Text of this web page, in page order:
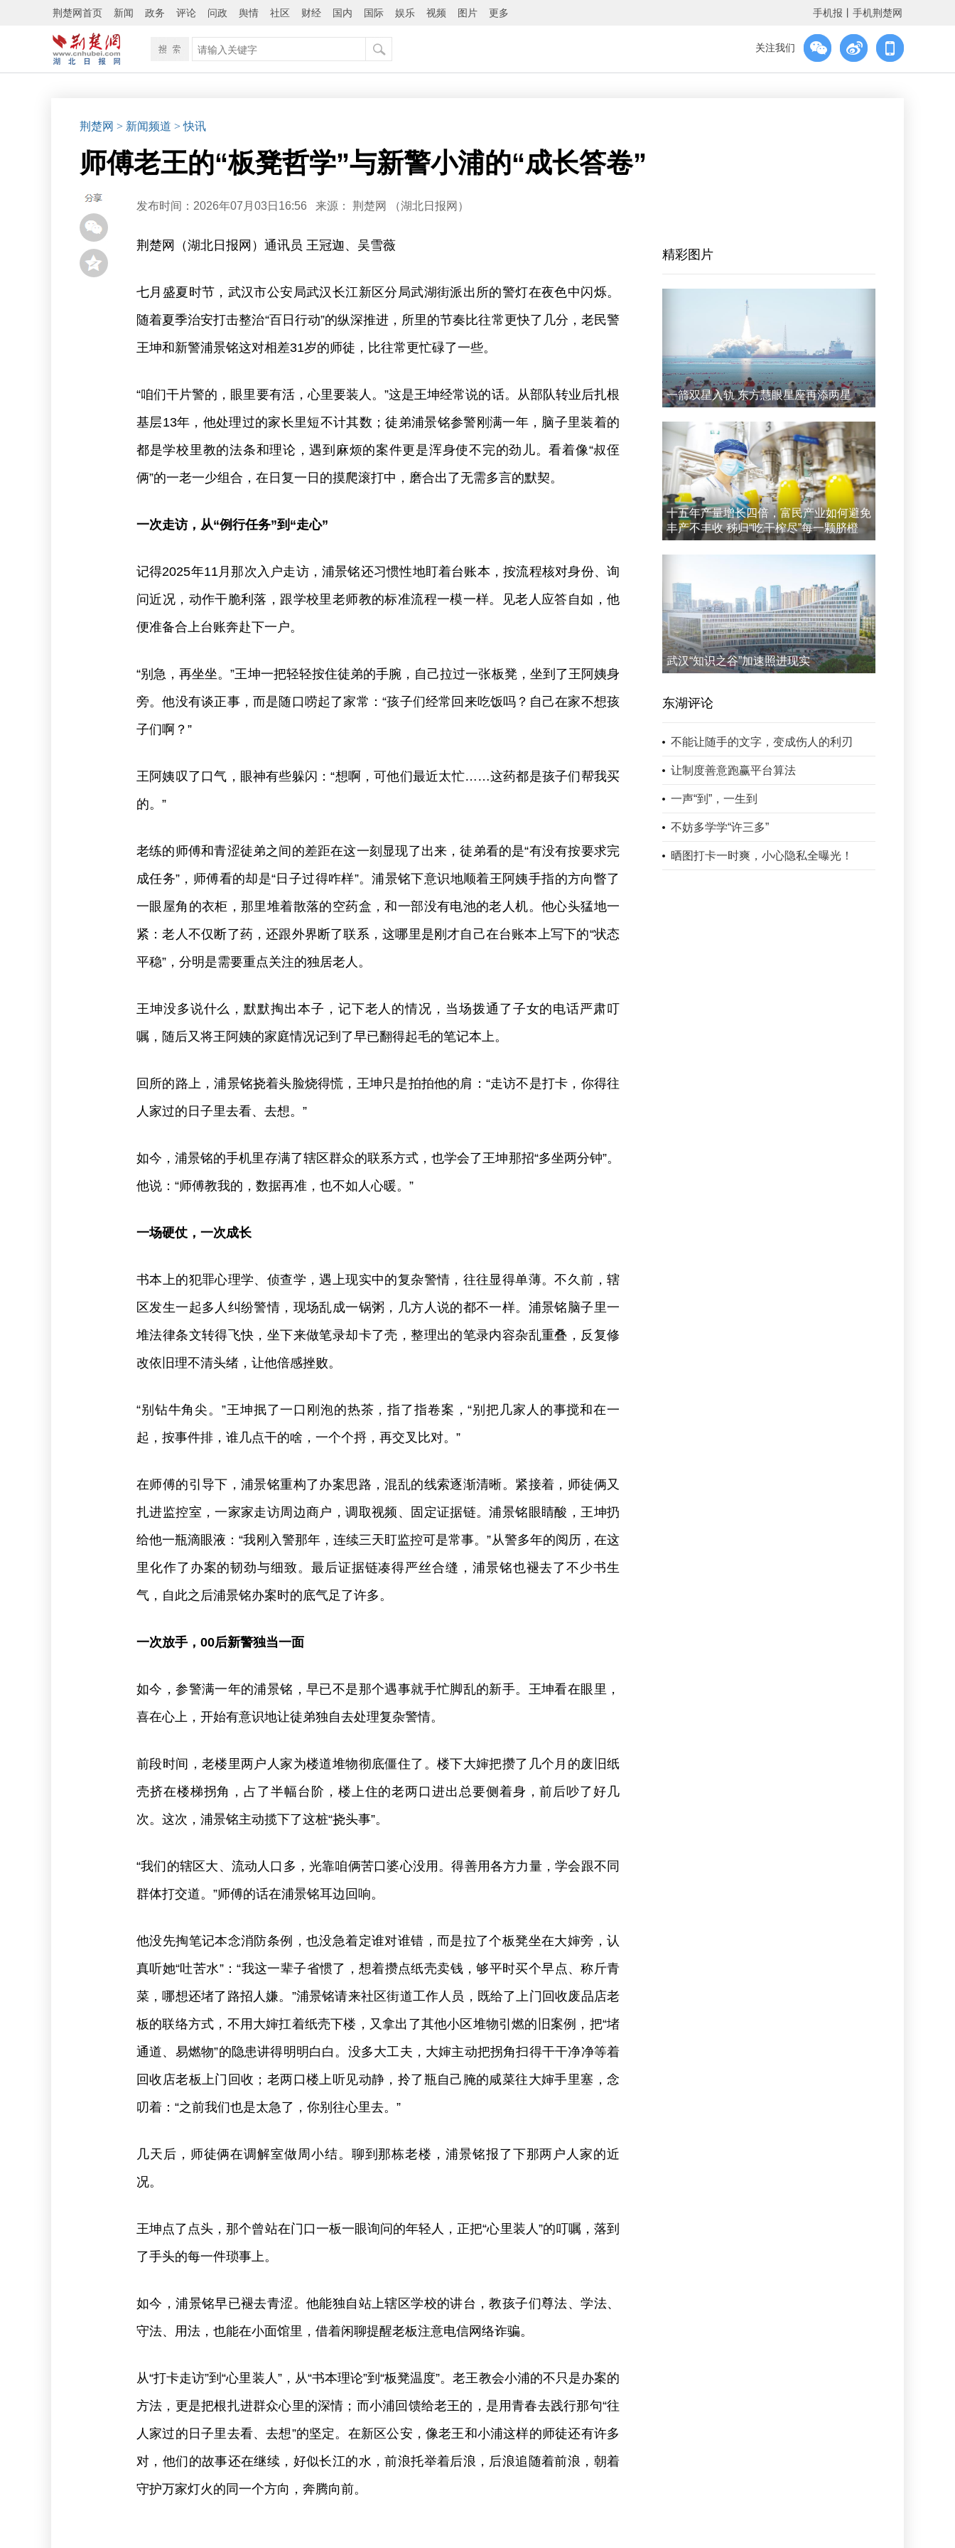
荆楚网首页 新闻 政务 评论 问政 舆情 社区 财经 国内 国际 娱乐 视频 图片 更多 手机报 手机荆楚网
关注我们
荆楚网 > 新闻频道 > 快讯
师傅老王的“板凳哲学”与新警小浦的“成长答卷”
发布时间：2026年07月03日16:56 来源： 荆楚网 ​（湖北日报网）
荆楚网（湖北日报网）通讯员 王冠迦、吴雪薇
七月盛夏时节，武汉市公安局武汉长江新区分局武湖街派出所的警灯在夜色中闪烁。
随着夏季治安打击整治“百日行动”的纵深推进，所里的节奏比往常更快了几分，老民警
王坤和新警浦景铭这对相差31岁的师徒，比往常更忙碌了一些。
“咱们干片警的，眼里要有活，心里要装人。”这是王坤经常说的话。从部队转业后扎根
基层13年，他处理过的家长里短不计其数；徒弟浦景铭参警刚满一年，脑子里装着的
都是学校里教的法条和理论，遇到麻烦的案件更是浑身使不完的劲儿。看着像“叔侄
俩”的一老一少组合，在日复一日的摸爬滚打中，磨合出了无需多言的默契。
一次走访，从“例行任务”到“走心”
记得2025年11月那次入户走访，浦景铭还习惯性地盯着台账本，按流程核对身份、询
问近况，动作干脆利落，跟学校里老师教的标准流程一模一样。见老人应答自如，他
便准备合上台账奔赴下一户。
“别急，再坐坐。”王坤一把轻轻按住徒弟的手腕，自己拉过一张板凳，坐到了王阿姨身
旁。他没有谈正事，而是随口唠起了家常：“孩子们经常回来吃饭吗？自己在家不想孩
子们啊？”
王阿姨叹了口气，眼神有些躲闪：“想啊，可他们最近太忙……这药都是孩子们帮我买
的。”
老练的师傅和青涩徒弟之间的差距在这一刻显现了出来，徒弟看的是“有没有按要求完
成任务”，师傅看的却是“日子过得咋样”。浦景铭下意识地顺着王阿姨手指的方向瞥了
一眼屋角的衣柜，那里堆着散落的空药盒，和一部没有电池的老人机。他心头猛地一
紧：老人不仅断了药，还跟外界断了联系，这哪里是刚才自己在台账本上写下的“状态
平稳”，分明是需要重点关注的独居老人。
王坤没多说什么，默默掏出本子，记下老人的情况，当场拨通了子女的电话严肃叮
嘱，随后又将王阿姨的家庭情况记到了早已翻得起毛的笔记本上。
回所的路上，浦景铭挠着头脸烧得慌，王坤只是拍拍他的肩：“走访不是打卡，你得往
人家过的日子里去看、去想。”
如今，浦景铭的手机里存满了辖区群众的联系方式，也学会了王坤那招“多坐两分钟”。
他说：“师傅教我的，数据再准，也不如人心暖。”
一场硬仗，一次成长
书本上的犯罪心理学、侦查学，遇上现实中的复杂警情，往往显得单薄。不久前，辖
区发生一起多人纠纷警情，现场乱成一锅粥，几方人说的都不一样。浦景铭脑子里一
堆法律条文转得飞快，坐下来做笔录却卡了壳，整理出的笔录内容杂乱重叠，反复修
改依旧理不清头绪，让他倍感挫败。
“别钻牛角尖。”王坤抿了一口刚泡的热茶，指了指卷案，“别把几家人的事搅和在一
起，按事件排，谁几点干的啥，一个个捋，再交叉比对。”
在师傅的引导下，浦景铭重构了办案思路，混乱的线索逐渐清晰。紧接着，师徒俩又
扎进监控室，一家家走访周边商户，调取视频、固定证据链。浦景铭眼睛酸，王坤扔
给他一瓶滴眼液：“我刚入警那年，连续三天盯监控可是常事。”从警多年的阅历，在这
里化作了办案的韧劲与细致。最后证据链凑得严丝合缝，浦景铭也褪去了不少书生
气，自此之后浦景铭办案时的底气足了许多。
一次放手，00后新警独当一面
如今，参警满一年的浦景铭，早已不是那个遇事就手忙脚乱的新手。王坤看在眼里，
喜在心上，开始有意识地让徒弟独自去处理复杂警情。
前段时间，老楼里两户人家为楼道堆物彻底僵住了。楼下大婶把攒了几个月的废旧纸
壳挤在楼梯拐角，占了半幅台阶，楼上住的老两口进出总要侧着身，前后吵了好几
次。这次，浦景铭主动揽下了这桩“挠头事”。
“我们的辖区大、流动人口多，光靠咱俩苦口婆心没用。得善用各方力量，学会跟不同
群体打交道。”师傅的话在浦景铭耳边回响。
他没先掏笔记本念消防条例，也没急着定谁对谁错，而是拉了个板凳坐在大婶旁，认
真听她“吐苦水”：“我这一辈子省惯了，想着攒点纸壳卖钱，够平时买个早点、称斤青
菜，哪想还堵了路招人嫌。”浦景铭请来社区街道工作人员，既给了上门回收废品店老
板的联络方式，不用大婶扛着纸壳下楼，又拿出了其他小区堆物引燃的旧案例，把“堵
通道、易燃物”的隐患讲得明明白白。没多大工夫，大婶主动把拐角扫得干干净净等着
回收店老板上门回收；老两口楼上听见动静，拎了瓶自己腌的咸菜往大婶手里塞，念
叨着：“之前我们也是太急了，你别往心里去。”
几天后，师徒俩在调解室做周小结。聊到那栋老楼，浦景铭报了下那两户人家的近
况。
王坤点了点头，那个曾站在门口一板一眼询问的年轻人，正把“心里装人”的叮嘱，落到
了手头的每一件琐事上。
如今，浦景铭早已褪去青涩。他能独自站上辖区学校的讲台，教孩子们尊法、学法、
守法、用法，也能在小面馆里，借着闲聊提醒老板注意电信网络诈骗。
从“打卡走访”到“心里装人”，从“书本理论”到“板凳温度”。老王教会小浦的不只是办案的
方法，更是把根扎进群众心里的深情；而小浦回馈给老王的，是用青春去践行那句“往
人家过的日子里去看、去想”的坚定。在新区公安，像老王和小浦这样的师徒还有许多
对，他们的故事还在继续，好似长江的水，前浪托举着后浪，后浪追随着前浪，朝着
守护万家灯火的同一个方向，奔腾向前。
精彩图片
一箭双星入轨 东方慧眼星座再添两星
十五年产量增长四倍，富民产业如何避免
丰产不丰收 秭归“吃干榨尽”每一颗脐橙
武汉“知识之谷”加速照进现实
东湖评论
不能让随手的文字，变成伤人的利刃
让制度善意跑赢平台算法
一声“到”，一生到
不妨多学学“许三多”
晒图打卡一时爽，小心隐私全曝光！